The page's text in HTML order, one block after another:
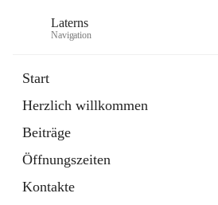
Laterns
Navigation
Start
Herzlich willkommen
Beiträge
Öffnungszeiten
Kontakte
11 Schnellzugriffe
Soziales
1 Schnellzugriff